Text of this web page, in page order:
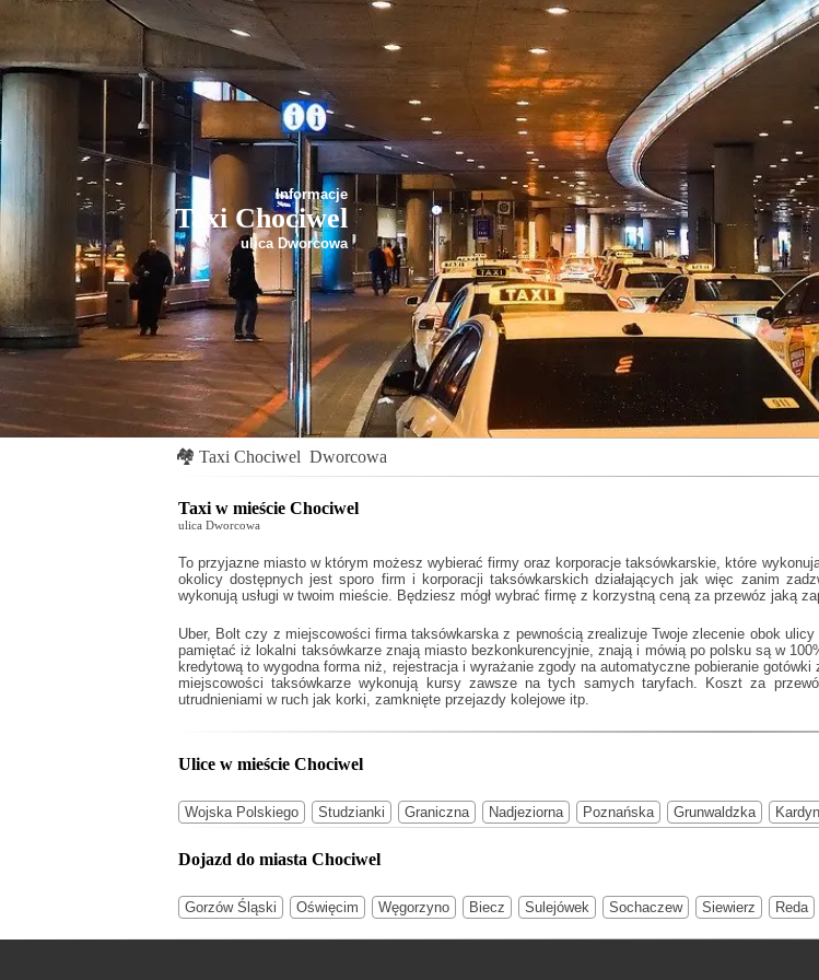
Informacje
Taxi Chociwel
ulica Dworcowa
🏘 Taxi Chociwel Dworcowa
Taxi w mieście Chociwel
ulica Dworcowa
To przyjazne miasto w którym możesz wybierać firmy oraz korporacje taksówkarskie, które
okolicy dostępnych jest sporo firm i korporacji taksówkarskich działających jakwięc zanim
wykonują usługi w twoim mieście. Będziesz mógł wybrać firmę z korzystną ceną za przewóz jaką
Uber, Bolt czy z miejscowości firma taksówkarska z pewnością zrealizuje Twoje zlecenie obok
pamiętać iż lokalni taksówkarze znają miasto bezkonkurencyjnie, znają i mówią po polsku są w
kredytową to wygodna forma niż, rejestracja i wyrażanie zgody na automatyczne pobieranie
miejscowości taksówkarze wykonują kursy zawsze na tych samych taryfach. Koszt za
utrudnieniami w ruch jak korki, zamknięte przejazdy kolejowe itp.
Ulice w mieście Chociwel
Wojska Polskiego Studzianki Graniczna Nadjeziorna Poznańska Grunwaldzka
Dojazd do miasta Chociwel
Gorzów Śląski Oświęcim Węgorzyno Biecz Sulejówek Sochaczew Siewierz Reda